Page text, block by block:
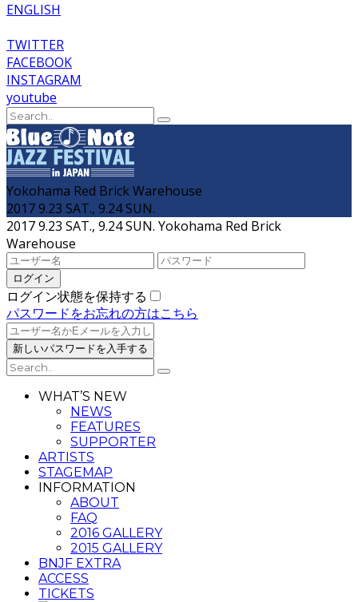
ENGLISH
TWITTER
FACEBOOK
INSTAGRAM
youtube
Yokohama Red Brick Warehouse
2017 9.23 SAT., 9.24 SUN.
2017 9.23 SAT., 9.24 SUN. Yokohama Red Brick
Warehouse
ログイン状態を保持する
パスワードをお忘れの方はこちら
WHAT’S NEW
NEWS
FEATURES
SUPPORTER
ARTISTS
STAGEMAP
INFORMATION
ABOUT
FAQ
2016 GALLERY
2015 GALLERY
BNJF EXTRA
ACCESS
TICKETS